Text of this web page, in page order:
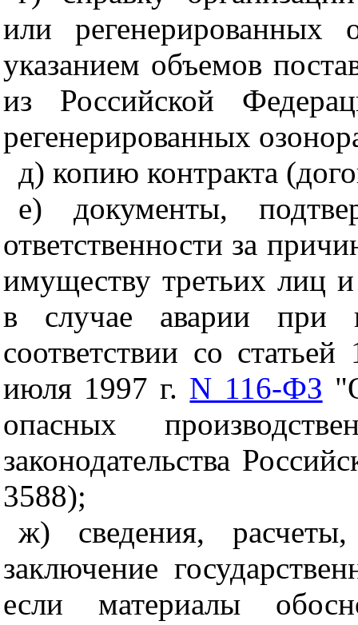
или регенерированных
указанием объемов
из Российской
регенерированных
д) копию контракта
е) документы,
ответственности за
имуществу третьих лиц
в случае аварии при
соответствии со
июля 1997 г. N 116-ФЗ
опасных
законодательства
3588);
ж) сведения, расчеты,
заключение
если материалы